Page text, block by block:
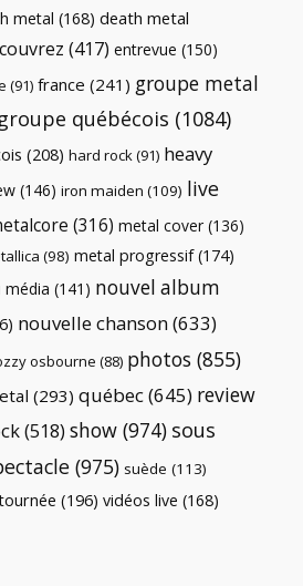
metal (168) death metal
(417) entrevue (150)
(91) france (241) groupe metal
québécois (1084)
(208) hard rock (91) heavy
(146) iron maiden (109) live
(316) metal cover (136)
(98) metal progressif(174)
média (141) nouvel album
nouvelle chanson(633)
osbourne (88) photos (855)
(293) québec(645) review
(518) show (974) sous
(975) suède (113)
(196) vidéos live (168)